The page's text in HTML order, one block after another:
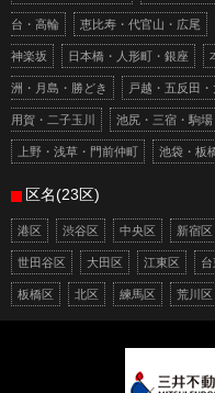
台・高輪 恵比寿・代官山・広尾
神楽坂 日本橋・人形町・銀座
洲・月島・勝どき 戸越・五反田
用賀・二子玉川 池尻・三宿・駒場
上野・浅草・門前仲町 池袋・板
区名(23区)
港区 渋谷区 中央区 新宿区
世田谷区 大田区 江東区
板橋区 北区 練馬区 荒川区